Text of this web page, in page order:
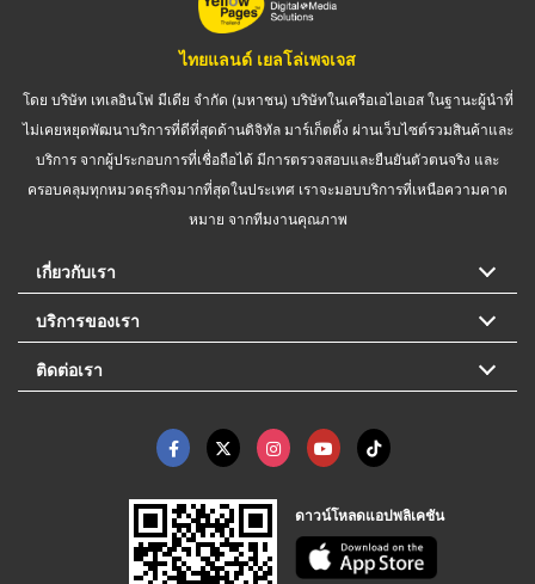
ไทยแลนด์ เยลโล่เพจเจส
โดย บริษัท เทเลอินโฟ มีเดีย จำกัด (มหาชน) บริษัทในเครือเอไอเอส ในฐานะผู้นำที่
ไม่เคยหยุดพัฒนาบริการที่ดีที่สุดด้านดิจิทัล มาร์เก็ตติ้ง ผ่านเว็บไซต์รวมสินค้าและ
บริการ จากผู้ประกอบการที่เชื่อถือได้ มีการตรวจสอบและยืนยันตัวตนจริง และ
ครอบคลุมทุกหมวดธุรกิจมากที่สุดในประเทศ เราจะมอบบริการที่เหนือความคาด
หมาย จากทีมงานคุณภาพ
เกี่ยวกับเรา
บริการของเรา
ติดต่อเรา
ดาวน์โหลดแอปพลิเคชัน